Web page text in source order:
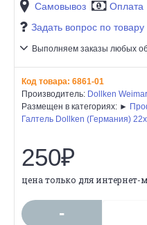
Самовывоз Оплата
Задать вопрос по товару
Выполняем заказы любых
Код товара: 6861-01
Производитель: Dollken
Размещен в категориях: ►
Галтель Dollken (Германия)
250₽
цена только для интернет-
-